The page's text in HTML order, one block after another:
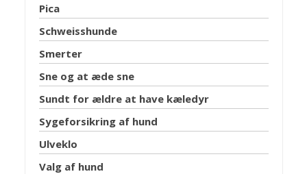
Pica
Schweisshunde
Smerter
Sne og at æde sne
Sundt for ældre at have kæledyr
Sygeforsikring af hund
Ulveklo
Valg af hund